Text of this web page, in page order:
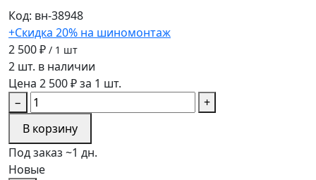
Код: вн-38948
+Скидка 20% на шиномонтаж
2 500 ₽ / 1 шт
2 шт. в наличии
Цена 2 500 ₽ за 1 шт.
−
+
В корзину
Под заказ ~1 дн.
Новые